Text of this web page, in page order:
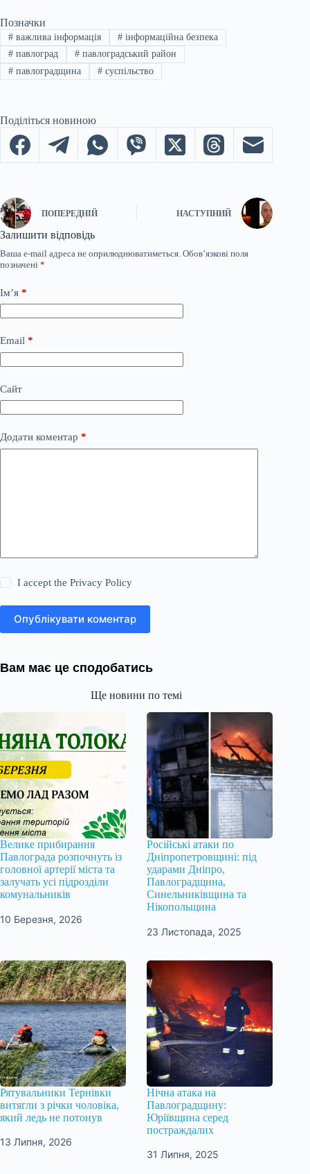
Позначки
#важлива інформація #інформаційна безпека
#павлоград #павлоградський район
#павлоградщина #суспільство
Поділіться новиною
ПОПЕРЕДНІЙ НАСТУПНИЙ
Залишити відповідь
Ваша e-mail адреса не оприлюднюватиметься. Обов’язкові поля
позначені *
Ім’я *
Email *
Сайт
Додати коментар *
I accept thePrivacy Policy
Опублікувати коментар
Вам має це сподобатись
Ще новини по темі
Велике прибирання
Павлограда розпочнуть із
головної артерії міста та
залучать усі підрозділи
комунальників
10 Березня, 2026
Російські атаки по
Дніпропетровщині: під
ударами Дніпро,
Павлоградщина,
Синельниківщина та
Нікопольщина
23 Листопада, 2025
Рятувальники Тернівки
витягли з річки чоловіка,
який ледь не потонув
13 Липня, 2026
Нічна атака на
Павлоградщину:
Юріївщина серед
постраждалих
31 Липня, 2025